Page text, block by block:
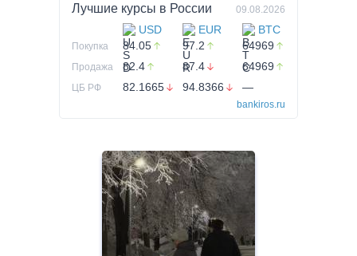
Лучшие курсы в России 09.08.2026
USD EUR BTC
Покупка 84.05 97.2 64969
Продажа 82.4 87.4 64969
ЦБ РФ 82.1665 94.8366 —
bankiros.ru